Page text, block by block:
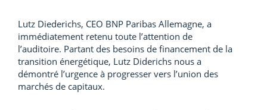
Lutz Diederichs, CEO BNP Paribas Allemagne, a
immédiatement retenu toute l’attention de
l’auditoire. Partant des besoins de financement de la
transition énergétique, Lutz Diderichs nous a
démontré l’urgence à progresser vers l’union des
marchés de capitaux.